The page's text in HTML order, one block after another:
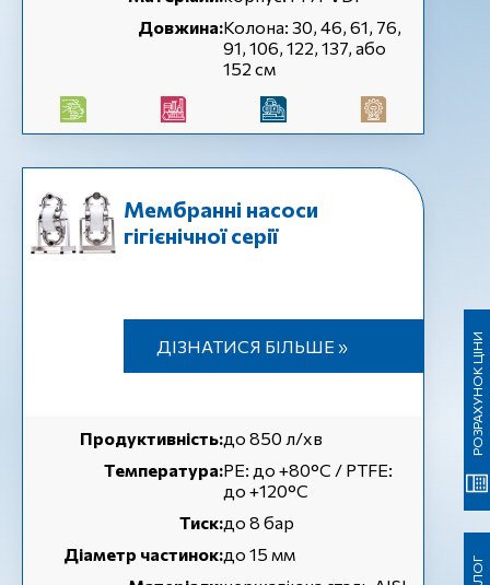
Довжина:Колона: 30, 46, 61, 76,
91, 106, 122, 137, або
152 см
Мембранні насоси
гігієнічної серії
ДІЗНАТИСЯ БІЛЬШЕ »
Продуктивність:до 850 л/хв
Температура:РЕ: до +80°C / PTFE:
до +120°C
Тиск:до 8 бар
Діаметр частинок:до 15 мм
РОЗРАХУНОК ЦІНИ